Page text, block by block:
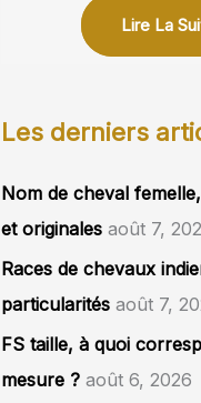
Lire La
Les derniers
Nom de cheval
et originales août 7,
Races de chevaux
particularités août 7,
FS taille, à quoi
mesure ? août 6, 2026